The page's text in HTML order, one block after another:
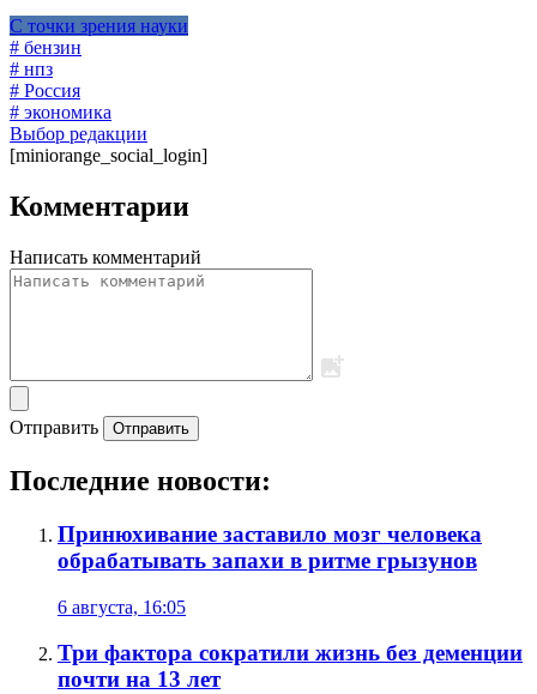
С точки зрения науки
# бензин
# нпз
# Россия
# экономика
Выбор редакции
[miniorange_social_login]
Комментарии
Написать комментарий
Отправить Отправить
Последние новости:
Принюхивание заставило мозг человека
обрабатывать запахи в ритме грызунов
6 августа, 16:05
Три фактора сократили жизнь без деменции
почти на 13 лет